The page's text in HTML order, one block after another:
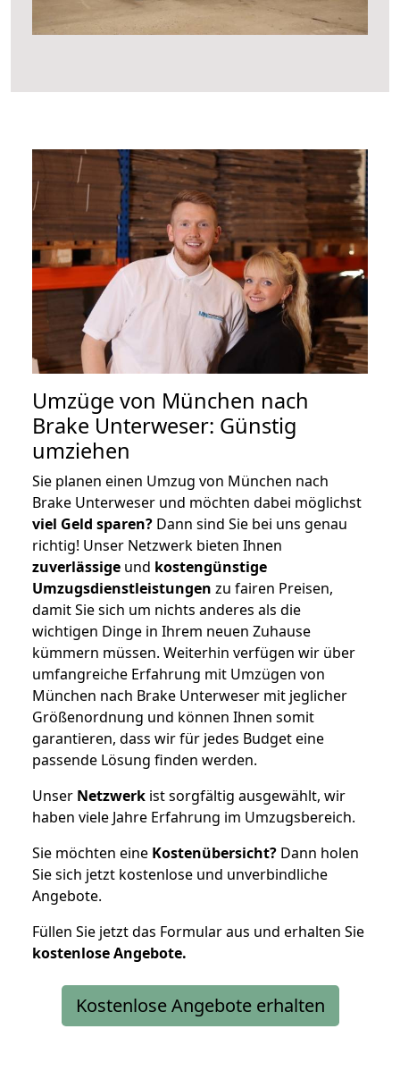
Umzüge von München nach
Brake Unterweser: Günstig
umziehen
Sie planen einen Umzug von München nach
Brake Unterweser und möchten dabei möglichst
viel Geld sparen? Dann sind Sie bei uns genau
richtig! Unser Netzwerk bieten Ihnen
zuverlässige und kostengünstige
Umzugsdienstleistungen zu fairen Preisen,
damit Sie sich um nichts anderes als die
wichtigen Dinge in Ihrem neuen Zuhause
kümmern müssen. Weiterhin verfügen wir über
umfangreiche Erfahrung mit Umzügen von
München nach Brake Unterweser mit jeglicher
Größenordnung und können Ihnen somit
garantieren, dass wir für jedes Budget eine
passende Lösung finden werden.
Unser Netzwerk ist sorgfältig ausgewählt, wir
haben viele Jahre Erfahrung im Umzugsbereich.
Sie möchten eine Kostenübersicht? Dann holen
Sie sich jetzt kostenlose und unverbindliche
Angebote.
Füllen Sie jetzt das Formular aus und erhalten Sie
kostenloseAngebote.
Kostenlose Angebote erhalten